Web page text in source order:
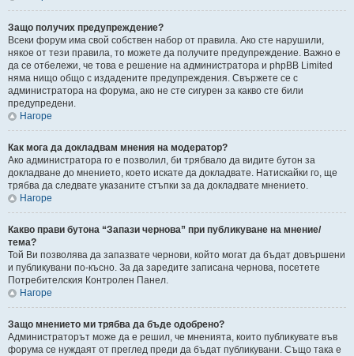
Защо получих предупреждение?
Всеки форум има свой собствен набор от правила. Ако сте нарушили,
някое от тези правила, то можете да получите предупреждение. Важно е
да се отбележи, че това е решение на администратора и phpBB Limited
няма нищо общо с издадените предупреждения. Свържете се с
администратора на форума, ако не сте сигурен за какво сте били
предупредени.
Нагоре
Как мога да докладвам мнения на модератор?
Ако администратора го е позволил, би трябвало да видите бутон за
докладване до мнението, което искате да докладвате. Натискайки го, ще
трябва да следвате указаните стъпки за да докладвате мнението.
Нагоре
Какво прави бутона “Запази чернова” при публикуване на мнение/
тема?
Той Ви позволява да запазвате чернови, който могат да бъдат довършени
и публикувани по-късно. За да заредите записана чернова, посетете
Потребителския Контролен Панел.
Нагоре
Защо мнението ми трябва да бъде одобрено?
Администраторът може да е решил, че мненията, които публикувате във
форума се нуждаят от преглед преди да бъдат публикувани. Също така е